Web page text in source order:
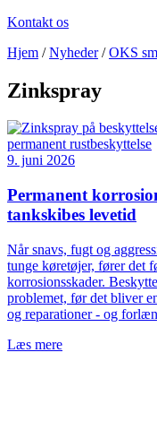
Kontakt os
Hjem /Nyheder/OKS
Zinkspray
9. juni 2026
Permanent
tankskibes levetid
Når snavs, fugt og
tunge køretøjer, fører det
korrosionsskader.
problemet, før det bliver
og reparationer - og
Læs mere